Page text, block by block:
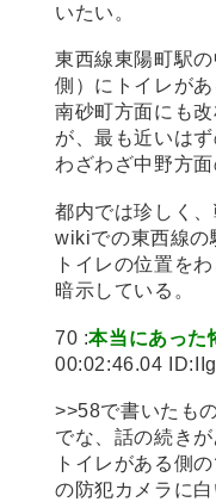
いたい。
東西線東陽町駅
側）にトイレがあ
南砂町方面にも
が、最も近いは
わざわざ中野方
都内では珍しく
wikiでの東西線の
トイレの位置を
暗示している。
70 :本当にあった
00:02:46.04
>>58で書いたも
でな、話の続きが
トイレがある側
の防犯カメラに